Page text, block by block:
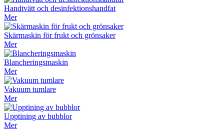
Handtvätt och desinfektionshandfat
Mer
Skärmaskin för frukt och grönsaker
Mer
Blancheringsmaskin
Mer
Vakuum tumlare
Mer
Upptining av bubblor
Mer